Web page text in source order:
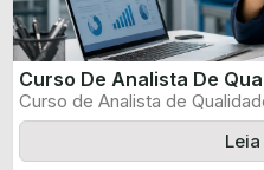
Curso De Analista De
Curso de Analista de
certificado informado pelo